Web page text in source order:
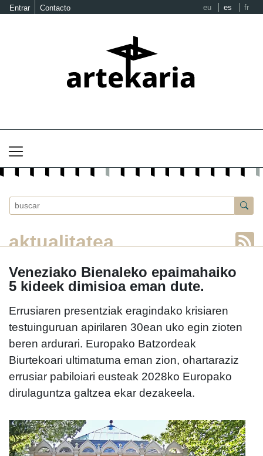
Entrar Contacto eu es fr
aktualitatea
Veneziako Bienaleko epaimahaiko
5 kideek dimisioa eman dute.
Errusiaren presentziak eragindako krisiaren
testuinguruan apirilaren 30ean uko egin zioten
beren ardurari. Europako Batzordeak
Biurtekoari ultimatuma eman zion, ohartaraziz
errusiar pabiloiari eusteak 2028ko Europako
dirulaguntza galtzea ekar dezakeela.